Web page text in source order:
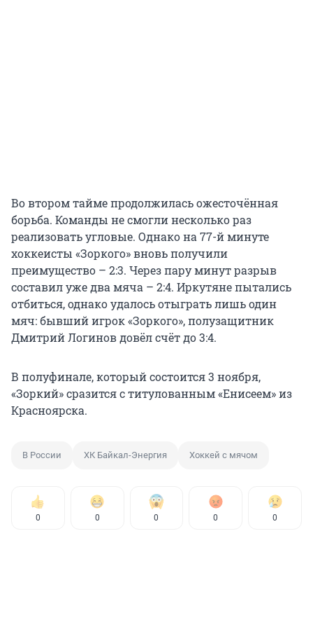
Во втором тайме продолжилась ожесточённая
борьба. Команды не смогли несколько раз
реализовать угловые. Однако на 77-й минуте
хоккеисты «Зоркого» вновь получили
преимущество – 2:3. Через пару минут разрыв
составил уже два мяча – 2:4. Иркутяне пытались
отбиться, однако удалось отыграть лишь один
мяч: бывший игрок «Зоркого», полузащитник
Дмитрий Логинов довёл счёт до 3:4.
В полуфинале, который состоится 3 ноября,
«Зоркий» сразится с титулованным «Енисеем» из
Красноярска.
В России ХК Байкал-Энергия Хоккей с мячом
0 0 0 0 0